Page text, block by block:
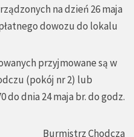
na dzień 26 maja
dowozu do lokalu
przyjmowane są w
(pokój nr 2) lub
do dnia 24 maja br. do godz.
Burmistrz Chodcza